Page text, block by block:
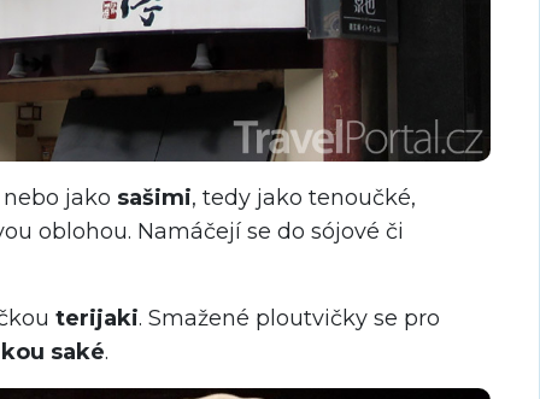
jako sašimi, tedy jako tenoučké,
oblohou. Namáčejí se do sójové či
terijaki. Smažené ploutvičky se pro
saké.